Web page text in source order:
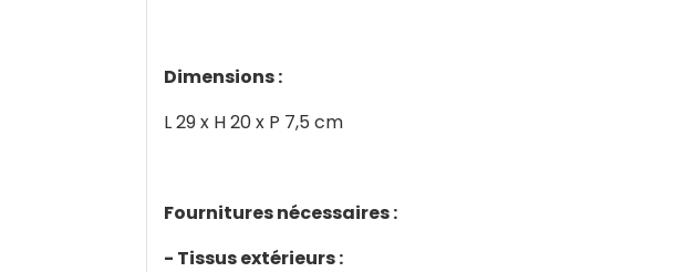
Dimensions :
L 29 x H 20 x P 7,5 cm
Fournitures nécessaires :
- Tissus extérieurs :